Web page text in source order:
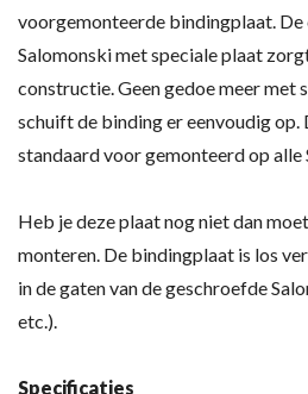
voorgemonteerde bindingplaat. De
Salomonski met speciale plaat
constructie. Geen gedoe meer met
schuift de binding er eenvoudig op.
standaard voor gemonteerd op alle
Heb je deze plaat nog niet dan
monteren. De bindingplaat is los
in de gaten van de geschroefde
etc.).
Specificaties